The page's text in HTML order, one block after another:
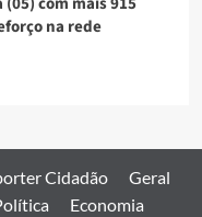
na rede
Cidadão
Geral
Economia